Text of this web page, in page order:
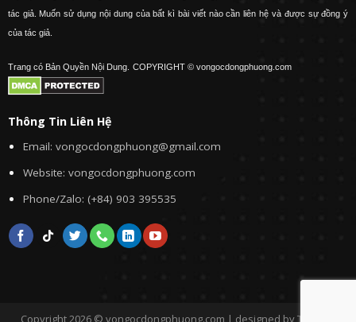
tác giả. Muốn sử dụng nội dung của bất kì bài viết nào cần liên hệ và được sự đồng ý
của tác giả.
Trang có Bản Quyền Nội Dung. COPYRIGHT © vongocdongphuong.com
Thông Tin Liên Hệ
Email: vongocdongphuong@gmail.com
Website: vongocdongphuong.com
Phone/Zalo: (+84) 903 395535
Copyright 2026 © vongocdongphuong.com | designed by Tini&Me